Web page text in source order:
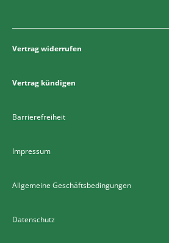
Vertrag widerrufen
Vertrag kündigen
Barrierefreiheit
Impressum
Allgemeine Geschäftsbedingungen
Datenschutz